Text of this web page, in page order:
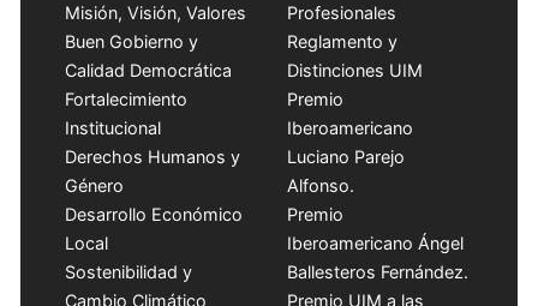
Misión, Visión, Valores
Buen Gobierno y
Calidad Democrática
Fortalecimiento
Institucional
Derechos Humanos y
Género
Desarrollo Económico
Local
Sostenibilidad y
Cambio Climático
Profesionales
Reglamento y
Distinciones UIM
Premio
Iberoamericano
Luciano Parejo
Alfonso.
Premio
Iberoamericano Ángel
Ballesteros Fernández.
Premio UIM a las